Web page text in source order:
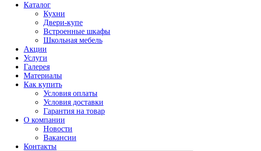
Каталог
Кухни
Двери-купе
Встроенные шкафы
Школьная мебель
Акции
Услуги
Галерея
Материалы
Как купить
Условия оплаты
Условия доставки
Гарантия на товар
О компании
Новости
Вакансии
Контакты